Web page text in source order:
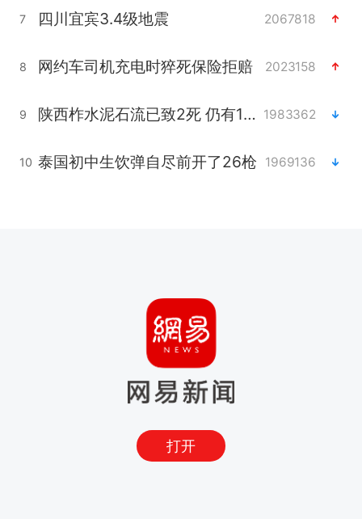
7 四川宜宾3.4级地震 2067818
8 网约车司机充电时猝死保险拒赔 2023158
9 陕西柞水泥石流已致2死 仍有1人失联 1983362
10 泰国初中生饮弹自尽前开了26枪 1969136
打开